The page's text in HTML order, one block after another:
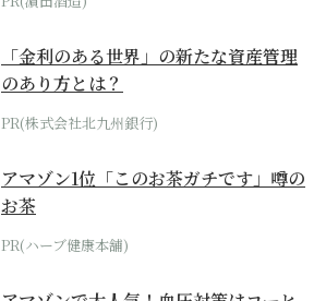
「金利のある世界」の新たな資産管理
のあり方とは？
PR(株式会社北九州銀行)
アマゾン1位「このお茶ガチです」噂の
お茶
PR(ハーブ健康本舗)